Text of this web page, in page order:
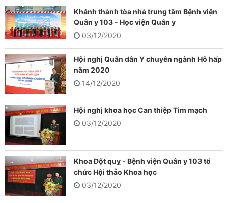
Khánh thành tòa nhà trung tâm Bệnh viện
Quân y 103 - Học viện Quân y
03/12/2020
Hội nghị Quân dân Y chuyên ngành Hô hấp
năm 2020
14/12/2020
Hội nghị khoa học Can thiệp Tim mạch
03/12/2020
Khoa Đột quỵ - Bệnh viện Quân y 103 tổ
chức Hội thảo Khoa học
03/12/2020